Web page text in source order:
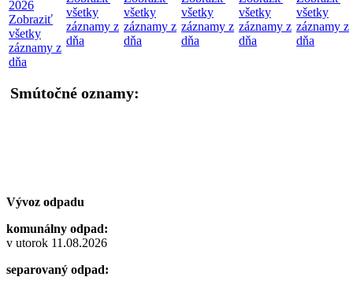
2026
Zobraziť
všetky
záznamy z
dňa
všetky
záznamy z
dňa
všetky
záznamy z
dňa
všetky
záznamy z
dňa
všetky
záznamy z
dňa
všetky
záznamy z
dňa
Smútočné oznamy:
Vývoz odpadu
komunálny odpad:
v utorok 11.08.2026
separovaný odpad: